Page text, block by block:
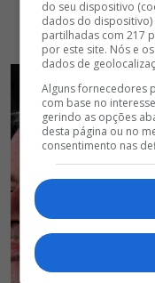
do seu dispositivo
dados do dispositivo)
partilhadas com 217
por este site. Nós e
dados de
Alguns fornecedores
com base no
gerindo as opções
desta página ou no
consentimento nas